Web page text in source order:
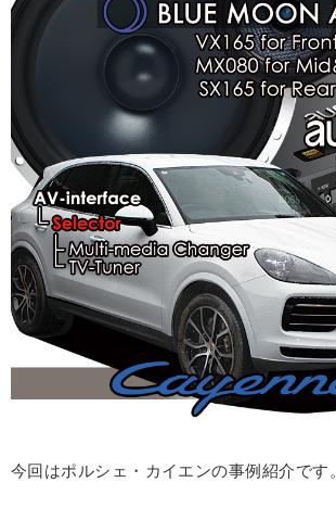
今回はポルシェ・カイエンの事例紹介です。